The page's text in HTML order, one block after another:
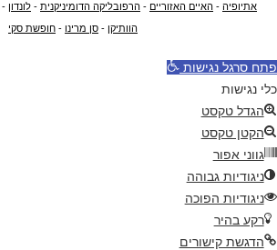
אתיופיה - האיים האזוריים - הרפובליקה הדומיניקנית - לונדון -
הוותיקן - סן מרינו - חופשת סקי
פתח סרגל נגישות
כלי נגישות
הגדל טקסט
הקטן טקסט
גווני אפור
ניגודיות גבוהה
ניגודיות הפוכה
רקע בהיר
הדגשת קישורים